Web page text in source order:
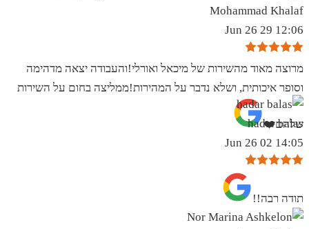
Mohammad Khalaf
12:06 29 Jun 26
מרוצה מאוד מהשירות של מיכאל ואורלי!והעבודה יצאה מדהימה
וסופר איכותית, ושלא נדבר על המהירות!ממליצה בחום על השירות
שלהם❤️
hadar balas
14:05 02 Jun 26
תודה רבה!!